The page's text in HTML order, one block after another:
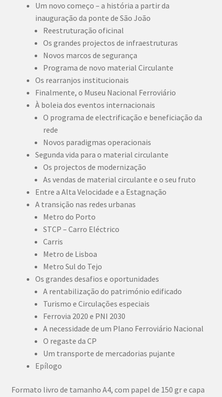
Um novo começo – a história a partir da
inauguração da ponte de São João
Reestruturação oficinal
Os grandes projectos de infraestruturas
Novos marcos de segurança
Programa de novo material Circulante
Os rearranjos institucionais
Finalmente, o Museu Nacional Ferroviário
À boleia dos eventos internacionais
O programa de electrificação e beneficiação da
rede
Novos paradigmas operacionais
Segunda vida para o material circulante
Os projectos de modernização
As vendas de material circulante e o seu fruto
Entre a Alta Velocidade e a Estagnação
A transição nas redes urbanas
Metro do Porto
STCP – Carro Eléctrico
Carris
Metro de Lisboa
Metro Sul do Tejo
Os grandes desafios e oportunidades
A rentabilização do património edificado
Turismo e Circulações especiais
Ferrovia 2020 e PNI 2030
A necessidade de um Plano Ferroviário Nacional
O regaste da CP
Um transporte de mercadorias pujante
Epílogo
Formato livro de tamanho A4, com papel de 150 gr e capa